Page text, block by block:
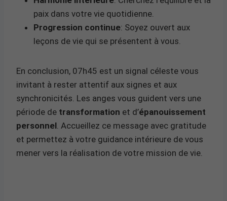
paix dans votre vie quotidienne.
Progression continue: Soyez ouvert aux
leçons de vie qui se présentent à vous.
En conclusion, 07h45 est un signal céleste vous
invitant à rester attentif aux signes et aux
synchronicités. Les anges vous guident vers une
période de transformation et d’épanouissement
personnel . Accueillez ce message avec gratitude
et permettez à votre guidance intérieure de vous
mener vers la réalisation de votre mission de vie.